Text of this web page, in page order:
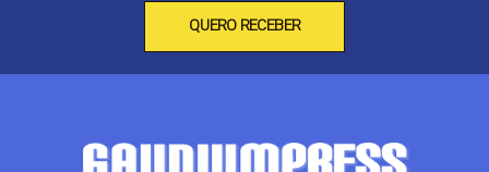
QUERO RECEBER